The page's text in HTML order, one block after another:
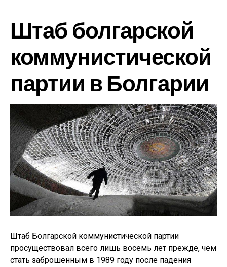
Штаб болгарской
коммунистической
партии в Болгарии
Штаб Болгарской коммунистической партии
просуществовал всего лишь восемь лет прежде, чем
стать заброшенным в 1989 году после падения